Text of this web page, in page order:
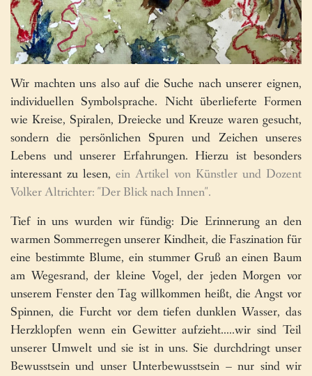
Wir machten uns also auf die Suche nach unserer eignen,
individuellen Symbolsprache. Nicht überlieferte Formen
wie Kreise, Spiralen, Dreiecke und Kreuze waren gesucht,
sondern die persönlichen Spuren und Zeichen unseres
Lebens und unserer Erfahrungen. Hierzu ist besonders
interessant zu lesen, ein Artikel von Künstler und Dozent
Volker Altrichter: "Der Blick nach Innen".
Tief in uns wurden wir fündig: Die Erinnerung an den
warmen Sommerregen unserer Kindheit, die Faszination für
eine bestimmte Blume, ein stummer Gruß an einen Baum
am Wegesrand, der kleine Vogel, der jeden Morgen vor
unserem Fenster den Tag willkommen heißt, die Angst vor
Spinnen, die Furcht vor dem tiefen dunklen Wasser, das
Herzklopfen wenn ein Gewitter aufzieht…..wir sind Teil
unserer Umwelt und sie ist in uns. Sie durchdringt unser
Bewusstsein und unser Unterbewusstsein – nur sind wir